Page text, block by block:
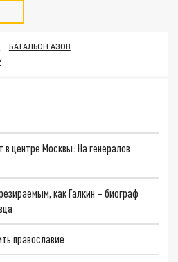
БАТАЛЬОН АЗОВ
центре Москвы: На генералов
как Галкин – биограф
православие